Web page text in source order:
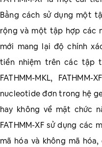
Bằng cách sử dụng một
rộng và một tập hợp các
mới mang lại độ chính
tiền nhiệm trên các tập
FATHMM-MKL,
nucleotide đơn trong hệ
hay không về mặt chức
FATHMM-XF sử dụng các
mã hóa và không mã